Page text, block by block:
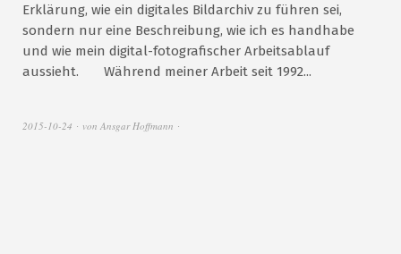
Erklärung, wie ein digitales Bildarchiv zu führen sei,
sondern nur eine Beschreibung, wie ich es handhabe
und wie mein digital-fotografischer Arbeitsablauf
aussieht. Während meiner Arbeit seit 1992...
2015-10-24 von Ansgar Hoffmann